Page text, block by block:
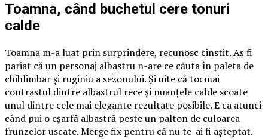
Toamna, când buchetul cere tonuri
calde
Toamna m-a luat prin surprindere, recunosc cinstit. Aș fi
pariat că un personaj albastru n-are ce căuta în paleta de
chihlimbar și ruginiu a sezonului. Și uite că tocmai
contrastul dintre albastrul rece și nuanțele calde scoate
unul dintre cele mai elegante rezultate posibile. E ca atunci
când pui o eșarfă albastră peste un palton de culoarea
frunzelor uscate. Merge fix pentru că nu te-ai fi așteptat.